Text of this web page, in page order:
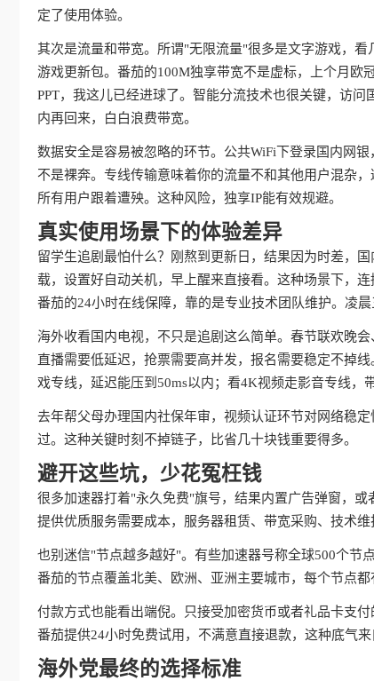
定了使用体验。
其次是流量和带宽。所谓"无限流量"很多是文字游戏，
游戏更新包。番茄的100M独享带宽不是虚标，上个月欧
PPT，我这儿已经进球了。智能分流技术也很关键，访
内再回来，白白浪费带宽。
数据安全是容易被忽略的环节。公共WiFi下登录国内网
不是裸奔。专线传输意味着你的流量不和其他用户混杂
所有用户跟着遭殃。这种风险，独享IP能有效规避。
真实使用场景下的体验差异
留学生追剧最怕什么？刚熬到更新日，结果因为时差，
载，设置好自动关机，早上醒来直接看。这种场景下，
番茄的24小时在线保障，靠的是专业技术团队维护。凌
海外收看国内电视，不只是追剧这么简单。春节联欢晚
直播需要低延迟，抢票需要高并发，报名需要稳定不掉
戏专线，延迟能压到50ms以内；看4K视频走影音专线，
去年帮父母办理国内社保年审，视频认证环节对网络稳
过。这种关键时刻不掉链子，比省几十块钱重要得多。
避开这些坑，少花冤枉钱
很多加速器打着"永久免费"旗号，结果内置广告弹窗，或
提供优质服务需要成本，服务器租赁、带宽采购、技术
也别迷信"节点越多越好"。有些加速器号称全球500个节
番茄的节点覆盖北美、欧洲、亚洲主要城市，每个节点
付款方式也能看出端倪。只接受加密货币或者礼品卡支
番茄提供24小时免费试用，不满意直接退款，这种底气来
海外党最终的选择标准